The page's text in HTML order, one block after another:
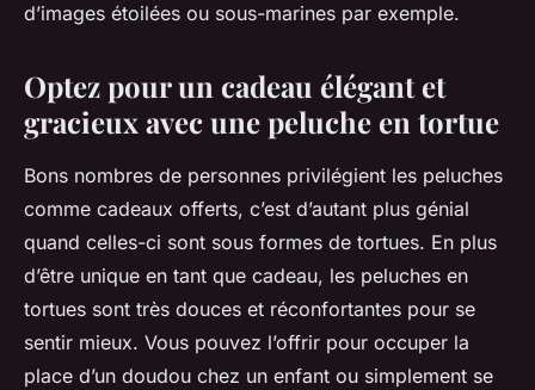
d’images étoilées ou sous-marines par exemple.
Optez pour un cadeau élégant et
gracieux avec une peluche en tortue
Bons nombres de personnes privilégient les peluches
comme cadeaux offerts, c’est d’autant plus génial
quand celles-ci sont sous formes de tortues. En plus
d’être unique en tant que cadeau, les peluches en
tortues sont très douces et réconfortantes pour se
sentir mieux. Vous pouvez l’offrir pour occuper la
place d’un doudou chez un enfant ou simplement se